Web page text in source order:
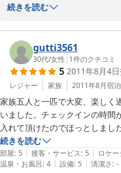
お盆過ぎより、斑尾高原は急
お食事の件、ありがとうござ
種類なども少しずつですが、
いきたいと思います。
ドライヤーの件、ご指摘あり
今後検討、改善させていただ
またのお越しを、お待ちして
2011-08-25
続きを読む
gutti3561
30代/女性 | 1件のクチコミ
5 2011年8月4日
レジャー 家族 2011年8月宿泊
家族五人と一匹で大変、楽しく
いました。チェックインの時間
入れて頂けたのでほっとしました
部屋も広々としていて清潔感が
レッシュ出来ました。お風呂も
でした。脱衣所にもちょっとし
続きを読む
部屋: 5 | 接客・サービス: 5 | ロケ
温泉・お風呂: 4 | 設備: 5 | 清潔さ: -